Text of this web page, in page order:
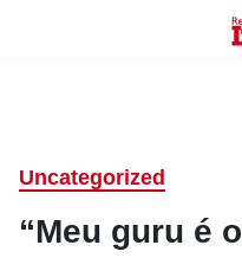
Uncategorized
“Meu guru é